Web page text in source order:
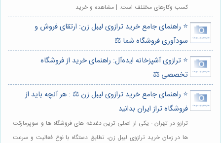
کسب وکارهای مختلف است. | مشاهده و خرید
⭐️ راهنمای جامع خرید ترازوی لیبل زن: ارتقای فروش و
سودآوری فروشگاه شما ⚖️
⭐️ ترازوی آشپزخانه ایده‌آل: راهنمای خرید از فروشگاه
تخصصی ⚖️
⭐️ راهنمای جامع خرید ترازوی لیبل زن ⚖️ : هر آنچه باید از
فروشگاه تراز ایران بدانید
ترازو در تهران - یکی از اصلی ترین دغدغه های فروشگاه ها و سوپرمارکت
ها در زمان خرید ترازوی لیبل زن، تطابق دستگاه با نوع فعالیت و سرعت